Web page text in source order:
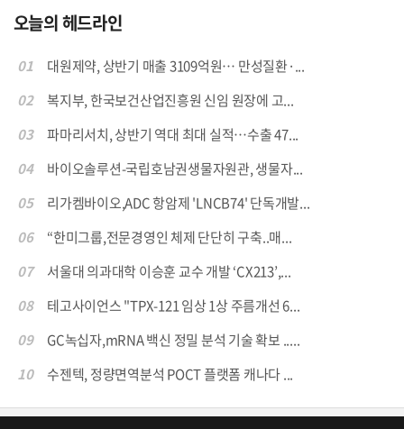
오늘의 헤드라인
01
대원제약, 상반기 매출 3109억원… 만성질환·...
02
복지부, 한국보건산업진흥원 신임 원장에 고...
03
파마리서치, 상반기 역대 최대 실적…수출 47...
04
바이오솔루션-국립호남권생물자원관, 생물자...
05
리가켐바이오,ADC 항암제 'LNCB74' 단독개발...
06
“한미그룹,전문경영인 체제 단단히 구축..매...
07
서울대 의과대학 이승훈 교수 개발 ‘CX213’,...
08
테고사이언스 "TPX-121 임상 1상 주름개선 6...
09
GC녹십자,mRNA 백신 정밀 분석 기술 확보 .....
10
수젠텍, 정량면역분석 POCT 플랫폼 캐나다 ...